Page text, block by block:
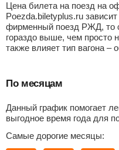
Цена билета на поезд на
Poezda.biletyplus.ru
фирменный поезд РЖД, то
гораздо выше, чем просто
также влияет тип вагона –
По месяцам
Данный график помогает
выгодное время года для
Самые дорогие месяцы: